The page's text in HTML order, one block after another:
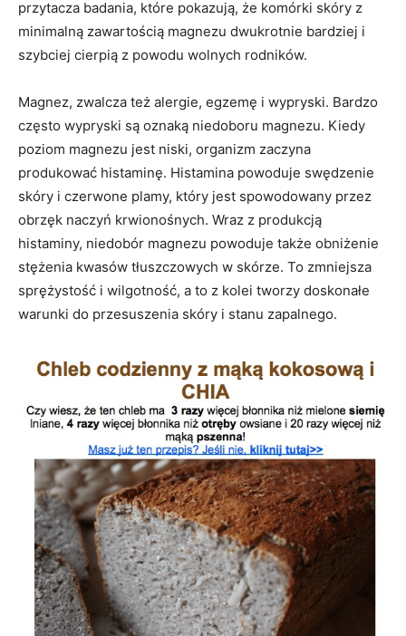
przytacza badania, które pokazują, że komórki skóry z
minimalną zawartością magnezu dwukrotnie bardziej i
szybciej cierpią z powodu wolnych rodników.
Magnez, zwalcza też alergie, egzemę i wypryski. Bardzo
często wypryski są oznaką niedoboru magnezu. Kiedy
poziom magnezu jest niski, organizm zaczyna
produkować histaminę. Histamina powoduje swędzenie
skóry i czerwone plamy, który jest spowodowany przez
obrzęk naczyń krwionośnych. Wraz z produkcją
histaminy, niedobór magnezu powoduje także obniżenie
stężenia kwasów tłuszczowych w skórze. To zmniejsza
sprężystość i wilgotność, a to z kolei tworzy doskonałe
warunki do przesuszenia skóry i stanu zapalnego.